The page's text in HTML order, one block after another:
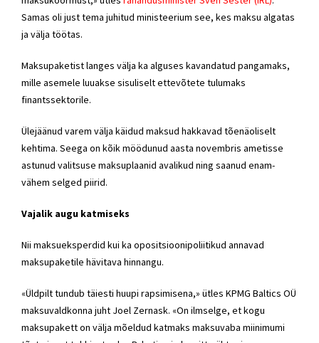
Samas oli just tema juhitud ministeerium see, kes maksu algatas
ja välja töötas.
Maksupaketist langes välja ka alguses kavandatud pangamaks,
mille asemele luuakse sisuliselt ettevõtete tulumaks
finantssektorile.
Ülejäänud varem välja käidud maksud hakkavad tõenäoliselt
kehtima. Seega on kõik möödunud aasta novembris ametisse
astunud valitsuse maksuplaanid avalikud ning saanud enam-
vähem selged piirid.
Vajalik augu katmiseks
Nii maksueksperdid kui ka opositsioonipoliitikud annavad
maksupaketile hävitava hinnangu.
«Üldpilt tundub täiesti huupi rapsimisena,» ütles KPMG Baltics OÜ
maksuvaldkonna juht Joel Zernask. «On ilmselge, et kogu
maksupakett on välja mõeldud katmaks maksuvaba miinimumi